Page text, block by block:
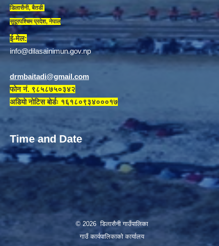
डिलासैनी, बैतडी
सुदूरपश्चिम प्रदेश, नेपाल
ई-मेल:
info@dilasainimun.gov.np
drmbaitadi@gmail.com
फोन नं. ९८५८७५०३४२
अडियाे नाेटिस बाेर्डः १६१८०९३४०००१७
Time and Date
© 2026 डिलासैनी गाउँपालिका
गाउँ कार्यपालिकाको कार्यालय